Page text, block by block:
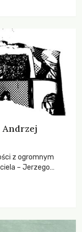
Andrzej
z ogromnym
– Jerzego